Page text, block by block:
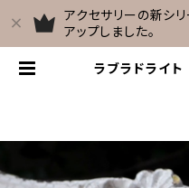
アクセサリーの新シ
アップしました。
ラブラドライ